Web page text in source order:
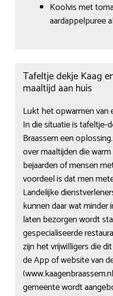
Koolvis met
aardappelpuree
Tafeltje dekje Kaag
maaltijd aan huis
Lukt het opwarmen van
In die situatie is tafeltje-
Braassem een
over maaltijden die
bejaarden of mensen
voordeel is dat men
Landelijke
kunnen daar wat
laten bezorgen wordt
gespecialiseerde
zijn het vrijwilligers die
de App of website van
gemeente wordt